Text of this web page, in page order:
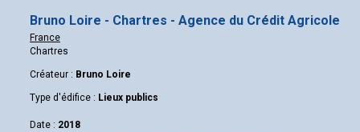
Bruno Loire - Chartres - Agence du Crédit Agricole
France
Chartres
Créateur : Bruno Loire
Type d'édifice : Lieux publics
Date : 2018